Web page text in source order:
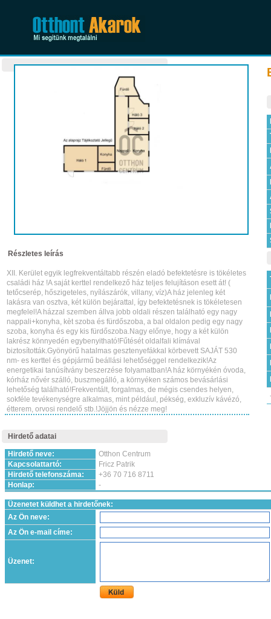
Részletes leírás
XII. Kerület egyik legfrekventáltabb részén eladó befektetésre is tökéletes
családi ház !A saját kerttel rendelkező ház teljes felujításon esett át! (
tetőcserép, hőszigeteles, nyílászárók, villany, víz)A ház jelenleg két
lakásra van osztva, két külön bejárattal, így befektetésnek is tökéletesen
megfelel!A házzal szemben állva jobb oldali részen található egy nagy
nappali+konyha, kèt szoba és fürdőszoba, a bal oldalon pedig egy nagy
szoba, konyha és egy kis fürdőszoba.Nagy előnye, hogy a két külön
lakrész könnyedén egybenyitható!Fűtését oldalfali klímával
biztosították.Gyönyörű hatalmas gesztenyefákkal körbevett SAJÁT 530
nm- es kerttel és gépjármű beállási lehetőséggel rendelkezik!Az
energetikai tanúsítvány beszerzése folyamatban!A ház környékén óvoda,
kórház nővér szálló, buszmegálló, a környéken számos bevásárlási
lehetőség található!Frekventált, forgalmas, de mégis csendes helyen,
sokféle tevékenységre alkalmas, mint például, pékség, exkluzív kávézó,
étterem, orvosi rendelő stb.!Jöjjön és nézze meg!
Hirdető adatai
Hirdető neve:
Otthon Centrum
Kapcsolattartó:
Fricz Patrik
Hirdető telefonszáma:
+36 70 716 8711
Honlap:
-
Üzenetet küldhet a hirdetőnek:
Az Ön neve:
Az Ön e-mail címe:
Üzenet: